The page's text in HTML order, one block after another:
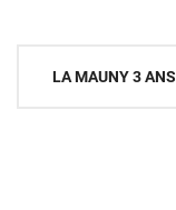
Navigation
LA MAUNY 3 ANS